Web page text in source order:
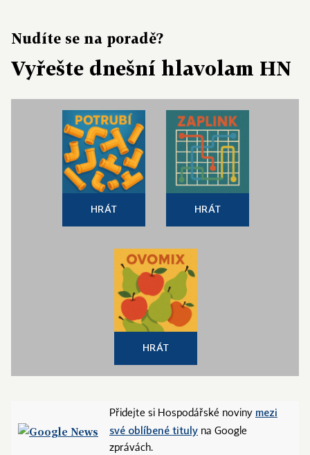
Nudíte se na poradě?
Vyřešte dnešní hlavolam HN
HRÁT HRÁT
HRÁT
Přidejte si Hospodářské noviny mezi
své oblíbené tituly na Google
zprávách.